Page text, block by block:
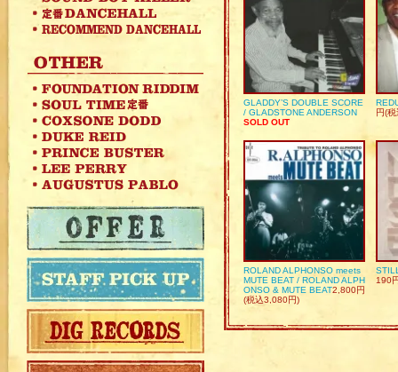
GLADDY’S DOUBLE SCORE
/ GLADSTONE ANDERSON
SOLD OUT
円(
ROLAND ALPHONSO meets
MUTE BEAT / ROLAND ALPH
ONSO & MUTE BEAT2,800円
(税込3,080円)
190